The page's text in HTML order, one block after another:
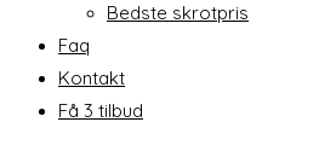
Bedste skrotpris
Faq
Kontakt
Få 3 tilbud